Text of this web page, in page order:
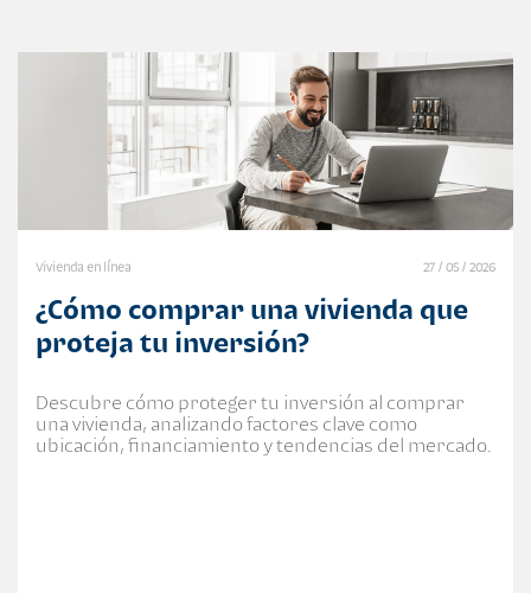
Vivienda en línea 27 / 05 / 2026
¿Cómo comprar una vivienda que
proteja tu inversión?
Descubre cómo proteger tu inversión al comprar
una vivienda, analizando factores clave como
ubicación, financiamiento y tendencias del mercado.